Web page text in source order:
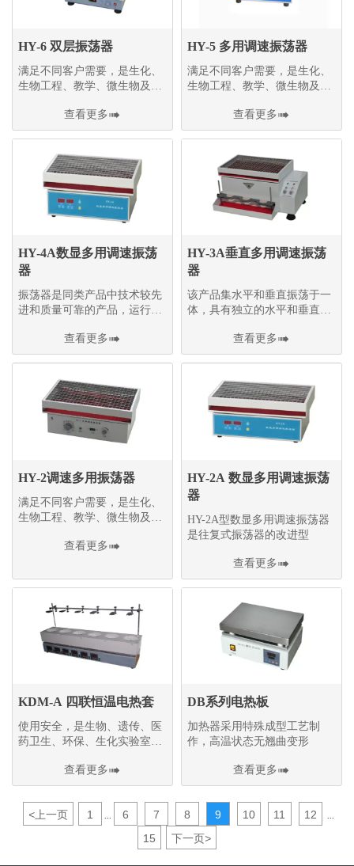
HY-6 双层振荡器
满足不同客户需要，是生化、
生物工程、教学、微生物及医
查看更多
HY-5 多用调速振荡器
满足不同客户需要，是生化、
生物工程、教学、微生物及医
查看更多
HY-4A数显多用调速振荡
器
振荡器是同类产品中技术较先
进和质量可靠的产品，运行平
查看更多
HY-3A垂直多用调速振荡
器
该产品集水平和垂直振荡于一
体，具有独立的水平和垂直振
查看更多
HY-2调速多用振荡器
满足不同客户需要，是生化、
生物工程、教学、微生物及医
查看更多
HY-2A 数显多用调速振荡
器
HY-2A型数显多用调速振荡器
是往复式振荡器的改进型
查看更多
KDM-A 四联恒温电热套
使用安全，是生物、遗传、医
药卫生、环保、生化实验室、
查看更多
DB系列电热板
加热器采用特殊成型工艺制
作，高温状态无翘曲变形
查看更多
<上一页 1 6 7 8 9 10 11 12
15 下一页>